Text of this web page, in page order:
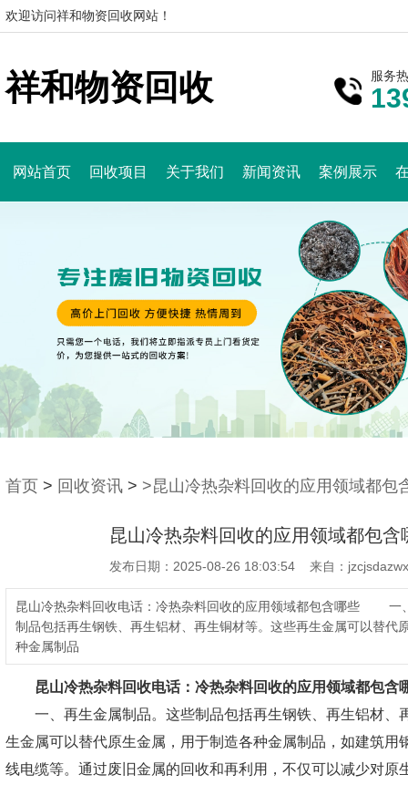
欢迎访问祥和物资回收网站！
祥和物资回收 服务
网站首页 回收项目 关于我们 新闻资讯 案例展示
首页 > 回收资讯 > >昆山冷热杂料回收的应用领域都包
昆山冷热杂料回收的应用领域都包含
发布日期：2025-08-26 18:03:54 来自：
昆山冷热杂料回收电话：冷热杂料回收的应用领域都包含哪些 一
制品包括再生钢铁、再生铝材、再生铜材等。这些再生金属可以替代
种金属制品
昆山冷热杂料回收电话： 冷热杂料回收的应用领域都包含
一、再生金属制品。这些制品包括再生钢铁、再生铝材、
生金属可以替代原生金属，用于制造各种金属制品，如建筑用
线电缆等。通过废旧金属的回收和再利用，不仅可以减少对原